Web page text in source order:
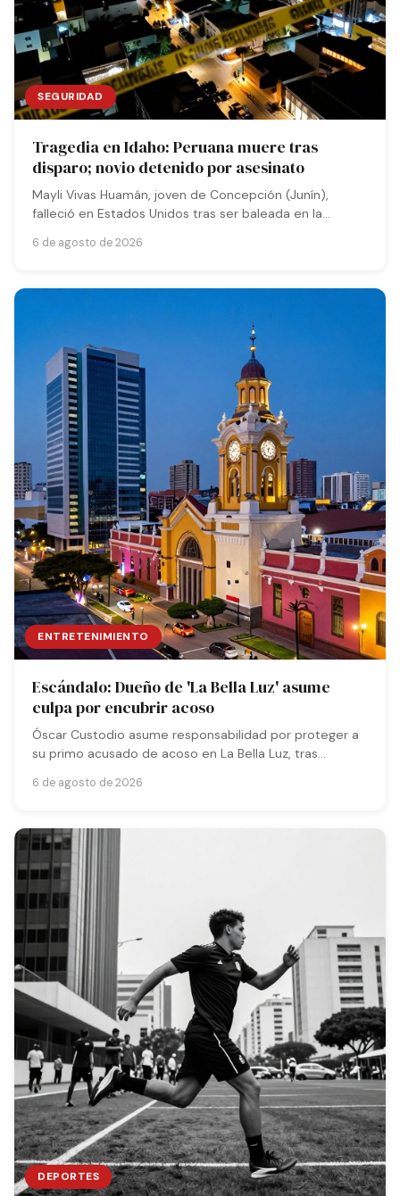
SEGURIDAD
Tragedia en Idaho: Peruana muere tras
disparo; novio detenido por asesinato
Mayli Vivas Huamán, joven de Concepción (Junín),
falleció en Estados Unidos tras ser baleada en la
mientras la madre viaja para repatriar los restos.
6 de agosto de 2026
ENTRETENIMIENTO
Escándalo: Dueño de 'La Bella Luz' asume
culpa por encubrir acoso
Óscar Custodio asume responsabilidad por proteger a
su primo acusado de acoso en La Bella Luz, tras
grave.
6 de agosto de 2026
DEPORTES